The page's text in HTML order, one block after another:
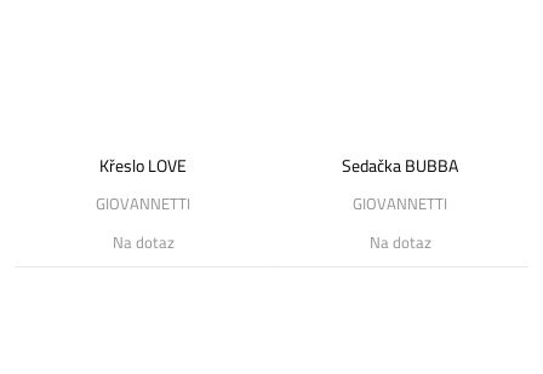
Křeslo LOVE
GIOVANNETTI
Na dotaz
Sedačka BUBBA
GIOVANNETTI
Na dotaz